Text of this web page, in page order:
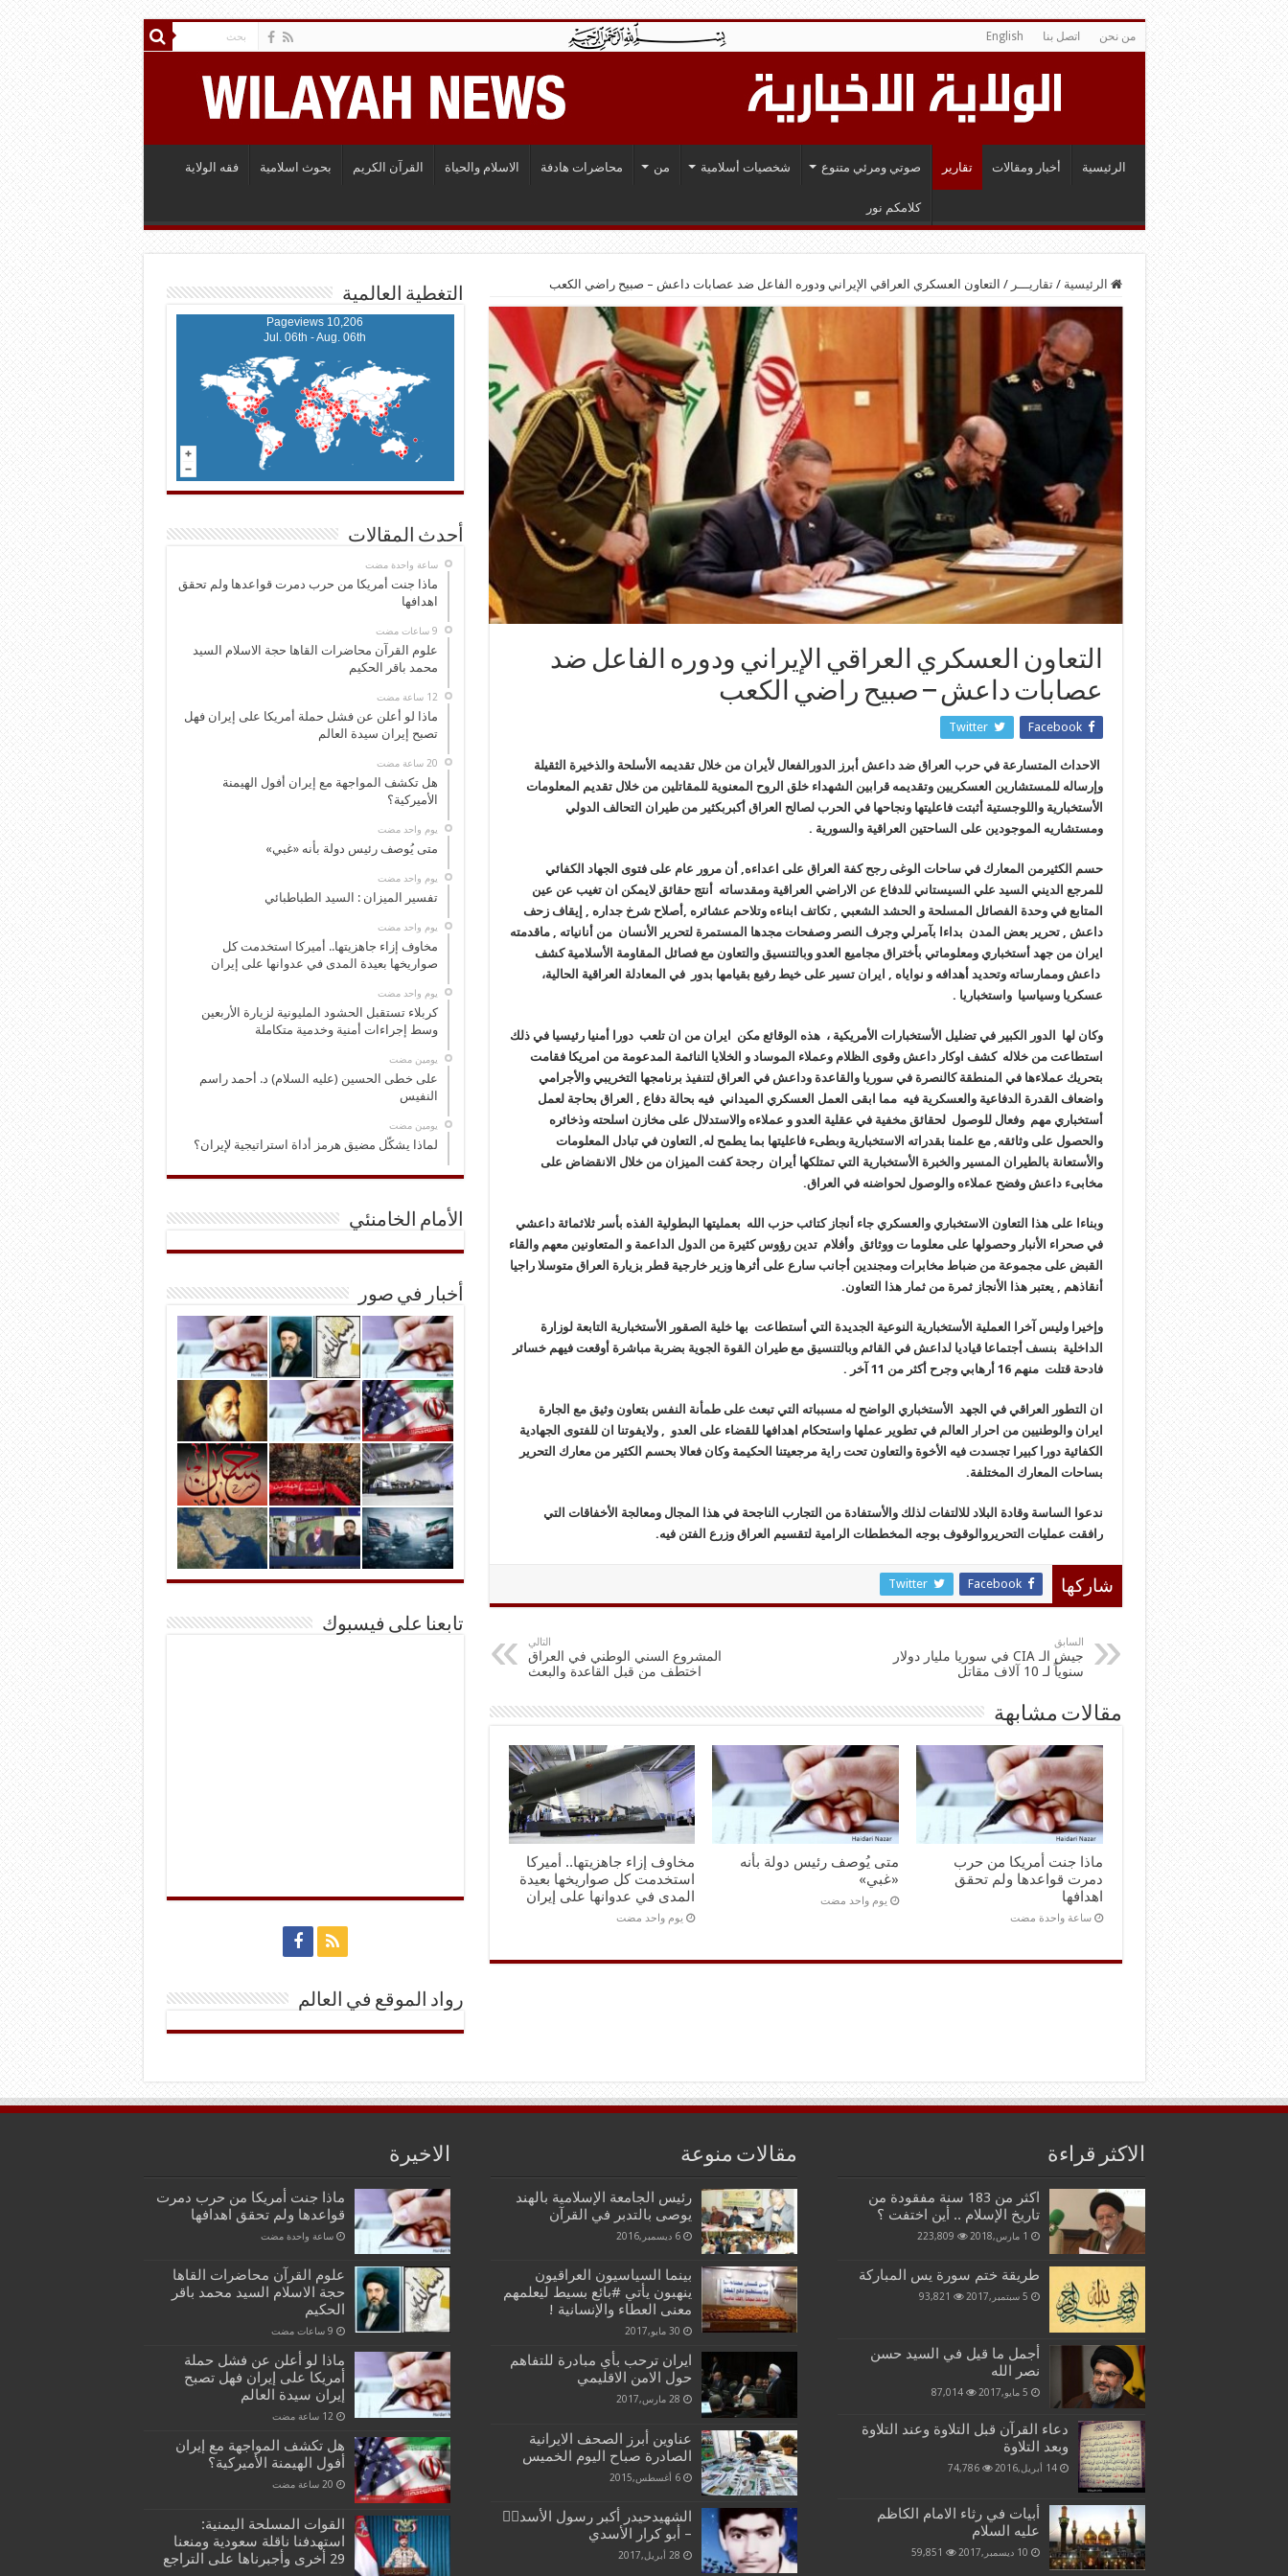
من نحن اتصل بنا English
الرئيسية أخبار ومقالات تقارير صوتي ومرئي متنوع شخصيات أسلامية من محاضرات هادفة الاسلام والحياة القرآن الكريم بحوث اسلامية فقه الولاية
كلامكم نور
الرئيسية / تقاريـــر / التعاون العسكري العراقي الإيراني ودوره الفاعل ضد عصابات داعش – صبيح راضي الكعب
التعاون العسكري العراقي الإيراني ودوره الفاعل ضد
عصابات داعش – صبيح راضي الكعب
Facebook
Twitter
الاحداث المتسارعة في حرب العراق ضد داعش أبرز الدورالفعال لأيران من خلال تقديمه الأسلحة والذخيرة الثقيلة
وإرساله للمستشارين العسكريين وتقديمه قرابين الشهداء خلق الروح المعنوية للمقاتلين من خلال تقديم المعلومات
الأستخبارية واللوجستية أثبتت فاعليتها ونجاحها في الحرب لصالح العراق أكبربكثير من طيران التحالف الدولي
ومستشاريه الموجودين على الساحتين العراقية والسورية .
حسم الكثيرمن المعارك في ساحات الوغى رجح كفة العراق على اعداءه, أن مرور عام على فتوى الجهاد الكفائي
للمرجع الديني السيد علي السيستاني للدفاع عن الاراضي العراقية ومقدساته أنتج حقائق لايمكن ان تغيب عن عين
المتابع في وحدة الفصائل المسلحة و الحشد الشعبي , تكاتف ابناءه وتلاحم عشائره ,أصلاح شرخ جداره , إيقاف زحف
داعش , تحرير بعض المدن بداءا بآمرلي وجرف النصر وصفحات مجدها المستمرة لتحرير الأنسان من أنانياته , ماقدمته
ايران من جهد أستخباري ومعلوماتي بأختراق مجاميع العدو وبالتنسيق والتعاون مع فصائل المقاومة الأسلامية كشف
داعش وممارساته وتحديد أهدافه و نواياه , ايران تسير على خيط رفيع بقيامها بدور في المعادلة العراقية الحالية،
عسكريا وسياسيا واستخباريا .
وكان لها الدور الكبير في تضليل الأستخبارات الأمريكية ، هذه الوقائع مكن ايران من ان تلعب دورا أمنيا رئيسيا في ذلك
استطاعت من خلاله كشف اوكار داعش وقوى الظلام وعملاء الموساد و الخلايا النائمة المدعومة من امريكا فقامت
بتحريك عملاءها في المنطقة كالنصرة في سوريا والقاعدة وداعش في العراق لتنفيذ برنامجها التخريبي والأجرامي
واضعاف القدرة الدفاعية والعسكرية فيه مما ابقى العمل العسكري الميداني فيه بحالة دفاع , العراق بحاجة لعمل
أستخباري مهم وفعال للوصول لحقائق مخفية في عقلية العدو و عملاءه والاستدلال على مخازن اسلحته وذخائره
والحصول على وثائقه, مع علمنا بقدراته الاستخبارية وبطىء فاعليتها بما يطمح له, التعاون في تبادل المعلومات
والأستعانة بالطيران المسير والخبرة الأستخبارية التي تمتلكها أيران رجحة كفت الميزان من خلال الانقضاض على
مخابىء داعش وفضح عملاءه والوصول لحواضنه في العراق.
وبناءا على هذا التعاون الاستخباري والعسكري جاء أنجاز كتائب حزب الله بعمليتها البطولية الفذه بأسر ثلاثمائة داعشي
في صحراء الأنبار وحصولها على معلوما ت ووثائق وأفلام تدين رؤوس كثيرة من الدول الداعمة و المتعاونين معهم والقاء
القبض على مجموعة من ضباط مخابرات ومجندين أجانب سارع على أثرها وزير خارجية قطر بزيارة العراق متوسلا راجيا
أنقاذهم , يعتبر هذا الأنجاز ثمرة من ثمار هذا التعاون.
وإخيرا وليس آخرا العملية الأستخبارية النوعية الجديدة التي أستطاعت بها خلية الصقور الأستخبارية التابعة لوزارة
الداخلية بنسف أجتماعا قياديا لداعش في القائم وبالتنسيق مع طيران القوة الجوية بضربة مباشرة أوقعت فيهم خسائر
فادحة قتلت منهم 16 أرهابي وجرح أكثر من 11 آخر .
ان التطور العراقي في الجهد الأستخباري الواضح له مسبباته التي تبعث على طمأنة النفس بتعاون وثيق مع الجارة
ايران والوطنيين من احرار العالم في تطوير عملها واستحكام اهدافها للقضاء على العدو , ولايفوتنا ان للفتوى الجهادية
الكفائية دورا كبيرا تجسدت فيه الأخوة والتعاون تحت راية مرجعيتنا الحكيمة وكان فعالا بحسم الكثير من معارك التحرير
بساحات المعارك المختلفة.
ندعوا الساسة وقادة البلاد للالتفات لذلك والأستفادة من التجارب الناجحة في هذا المجال ومعالجة الأخفاقات التي
رافقت عمليات التحريروالوقوف بوجه المخططات الرامية لتقسيم العراق وزرع الفتن فيه.
شاركها Facebook
Twitter
السابق
جيش الـ CIA في سوريا مليار دولار
سنوياً لـ 10 آلاف مقاتل
التالي
المشروع السني الوطني في العراق
اختطف من قبل القاعدة والبعث
مقالات مشابهة
ماذا جنت أمريكا من حرب
دمرت قواعدها ولم تحقق
اهدافها
‏ساعة واحدة مضت
متى يُوصف رئيس دولة بأنه
«غبي»
‏يوم واحد مضت
مخاوف إزاء جاهزيتها.. أميركا
استخدمت كل صواريخها بعيدة
المدى في عدوانها على إيران
‏يوم واحد مضت
التغطية العالمية
10,206 Pageviews
Jul. 06th - Aug. 06th
أحدث المقالات
‏ساعة واحدة مضت
ماذا جنت أمريكا من حرب دمرت قواعدها ولم تحقق
اهدافها
علوم القرآن محاضرات القاها حجة الاسلام السيد
محمد باقر الحكيم
ماذا لو أعلن عن فشل حملة أمريكا على إيران فهل
تصبح إيران سيدة العالم
هل تكشف المواجهة مع إيران أفول الهيمنة
الأميركية؟
‏يوم واحد مضت
متى يُوصف رئيس دولة بأنه «غبي»
‏يوم واحد مضت
تفسير الميزان : السيد الطباطبائي
‏يوم واحد مضت
مخاوف إزاء جاهزيتها.. أميركا استخدمت كل
صواريخها بعيدة المدى في عدوانها على إيران
‏يوم واحد مضت
كربلاء تستقبل الحشود المليونية لزيارة الأربعين
وسط إجراءات أمنية وخدمية متكاملة
‏يومين مضت
على خطى الحسين (عليه السلام) د. أحمد راسم
النفيس
‏يومين مضت
لماذا يشكّل مضيق هرمز أداة استراتيجية لإيران؟
الأمام الخامنئي
أخبار في صور
تابعنا على فيسبوك
رواد الموقع في العالم
الاكثر قراءة
اكثر من 183 سنة مفقودة من
تاريخ الإسلام .. أين اختفت ؟
1 مارس,2018 223,809
طريقة ختم سورة يس المباركة
5 سبتمبر,2017 93,821
أجمل ما قيل في السيد حسن
نصر الله
5 مايو,2017 87,014
دعاء القرآن قبل التلاوة وعند التلاوة
وبعد التلاوة
14 أبريل,2016 74,786
أبيات في رثاء الامام الكاظم
عليه السلام
10 ديسمبر,2017 59,851
مقالات منوعة
رئیس الجامعة الإسلامیة بالهند
یوصی بالتدبر في القرآن
6 ديسمبر,2016
بينما السياسيون العراقيون
ينهبون يأتي #بائع بسيط ليعلمهم
معنى العطاء واﻹنسانية !
30 مايو,2017
ايران ترحب بأي مبادرة للتفاهم
حول الامن الاقليمي
28 مارس,2017
عناوين أبرز الصحف الايرانية
الصادرة صباح اليوم الخميس
6 أغسطس,2015
الشهيدحيدر أكبر رسول الأ‌سد‌يٜ
– أبو كرار الأسدي
28 أبريل,2017
الاخيرة
ماذا جنت أمريكا من حرب دمرت
قواعدها ولم تحقق اهدافها
‏ساعة واحدة مضت
علوم القرآن محاضرات القاها
حجة الاسلام السيد محمد باقر
الحكيم
ماذا لو أعلن عن فشل حملة
أمريكا على إيران فهل تصبح
إيران سيدة العالم
هل تكشف المواجهة مع إيران
أفول الهيمنة الأميركية؟
القوات المسلحة اليمنية:
استهدفنا ناقلة سعودية ومنعنا
29 أخرى وأجبرناها على التراجع